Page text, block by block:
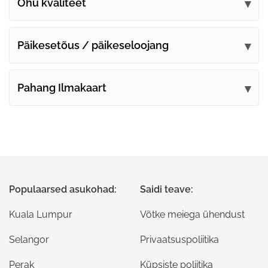
Päikesetõus / päikeseloojang
Pahang Ilmakaart
Populaarsed asukohad:
Kuala Lumpur
Selangor
Perak
Saidi teave:
Võtke meiega ühendust
Privaatsuspoliitika
Küpsiste poliitika